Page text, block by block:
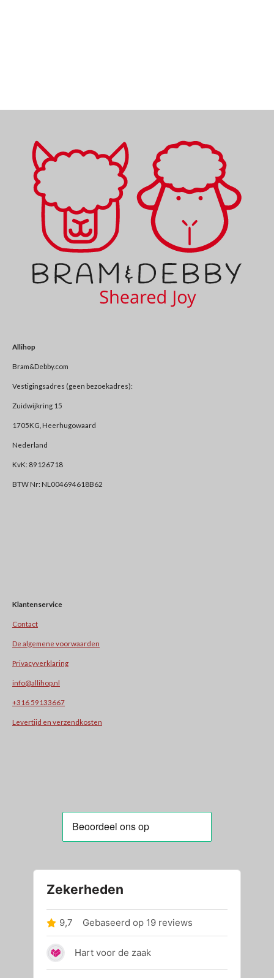
Allihop
Bram&Debby.com
Vestigingsadres (geen bezoekadres):
Zuidwijkring 15
1705KG, Heerhugowaard
Nederland
KvK: 89126718
BTW Nr: NL004694618B62
Klantenservice
Contact
De algemene voorwaarden
Privacyverklaring
info@allihop.nl
+31 6 59133667
Levertijd en verzendkosten